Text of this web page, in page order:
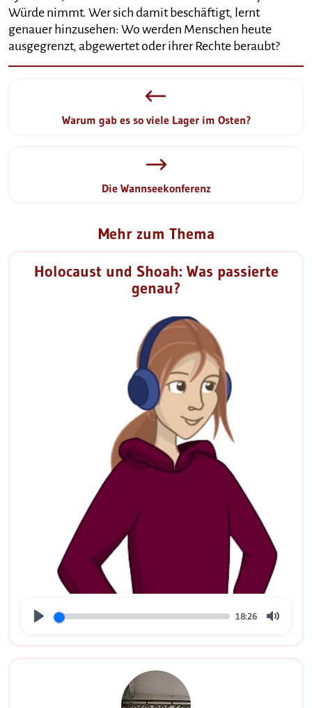
Würde nimmt. Wer sich damit beschäftigt, lernt
genauer hinzusehen: Wo werden Menschen heute
ausgegrenzt, abgewertet oder ihrer Rechte beraubt?
Warum gab es so viele Lager im Osten?
Die Wannseekonferenz
Mehr zum Thema
Holocaust und Shoah: Was passierte
genau?
18:26